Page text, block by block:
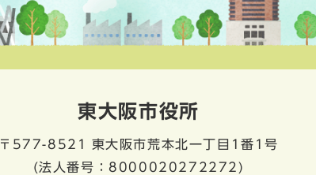
東大阪市役所
〒577-8521
東大阪市荒本北一丁目1番1号
(法人番号：8000020272272)